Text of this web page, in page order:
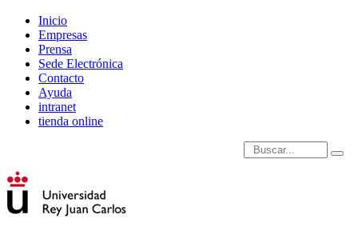
Inicio
Empresas
Prensa
Sede Electrónica
Contacto
Ayuda
intranet
tienda online
Introduce términos de